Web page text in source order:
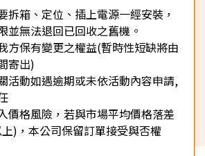
箱、定位、插上電源一經安裝，
並無法退回已回收之舊機。
方保有變更之權益(暫時性短缺將由
寄出)
活動如遇逾期或未依活動內容申請,
價格風險，若與市場平均價格落差
)，本公司保留訂單接受與否權